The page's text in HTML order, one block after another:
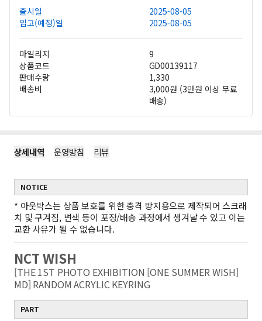
출시일
2025-08-05
입고(예정)일
2025-08-05
마일리지
9
상품코드
GD00139117
판매수량
1,330
배송비
3,000원 (3만원 이상 무료
배송)
상세내역 운영방침 리뷰
NOTICE
* 아웃박스는 상품 보호를 위한 충격 방지용으로 제작되어 스크래
치 및 구겨짐, 변색 등이 포장/배송 과정에서 생겨날 수 있고 이는
교환 사유가 될 수 없습니다.
NCT WISH
[THE 1ST PHOTO EXHIBITION [ONE SUMMER WISH]
MD] RANDOM ACRYLIC KEYRING
PART